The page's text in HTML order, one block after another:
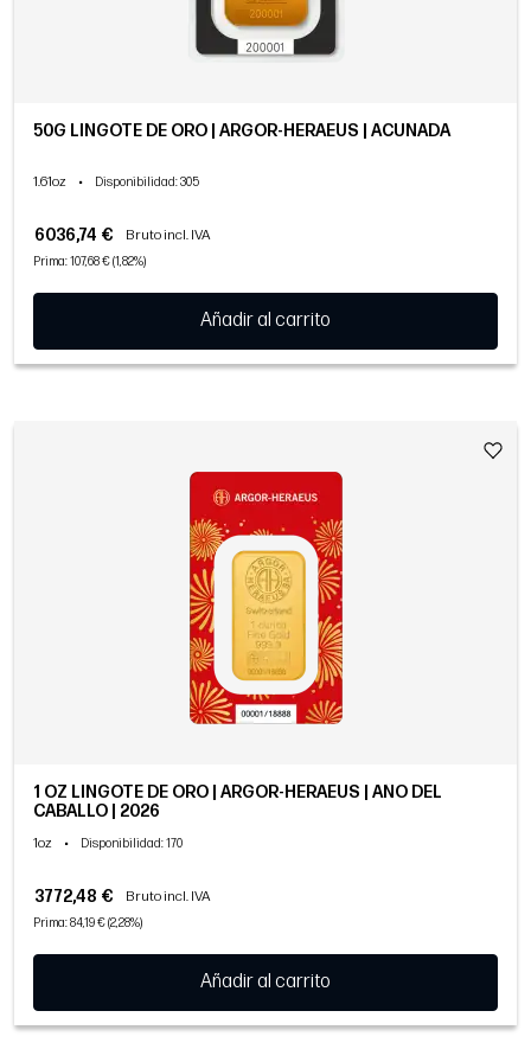
50G LINGOTE DE ORO | ARGOR-HERAEUS | ACUÑADA
1.61oz • Disponibilidad: 305
6036,74 € Bruto incl. IVA
Prima: 107,68 € (1,82%)
Añadir al carrito
1 OZ LINGOTE DE ORO | ARGOR-HERAEUS | AÑO DEL
CABALLO | 2026
1oz • Disponibilidad: 170
3772,48 € Bruto incl. IVA
Prima: 84,19 € (2,28%)
Añadir al carrito